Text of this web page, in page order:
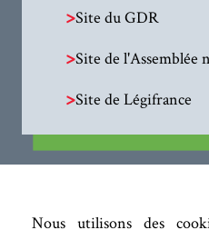
Nous utilisons des
>Site du GDR
>Site de l'Assemblée
>Site de Légifrance